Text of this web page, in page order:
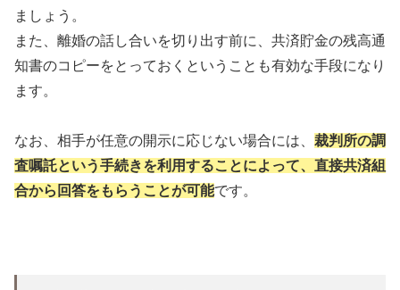
ましょう。
また、離婚の話し合いを切り出す前に、共済貯金の残高通
知書のコピーをとっておくということも有効な手段になり
ます。
なお、相手が任意の開示に応じない場合には、 裁判所の調
査嘱託という手続きを利用することによって、直接共済組
合から回答をもらうことが可能です。